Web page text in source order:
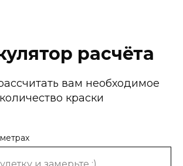
расчёта
вам необходимое
количество краски